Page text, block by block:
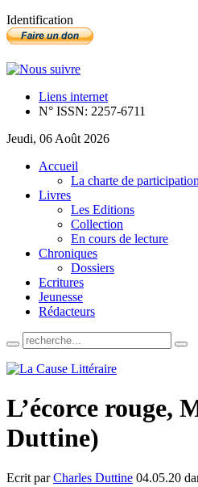
Identification
Liens internet
N° ISSN: 2257-6711
Jeudi, 06 Août 2026
Accueil
La charte de participation
Livres
Les Editions
Collection
En cours de lecture
Chroniques
Dossiers
Ecritures
Jeunesse
Rédacteurs
L’écorce rouge,
Duttine)
Ecrit parCharles Duttine 04.05.20